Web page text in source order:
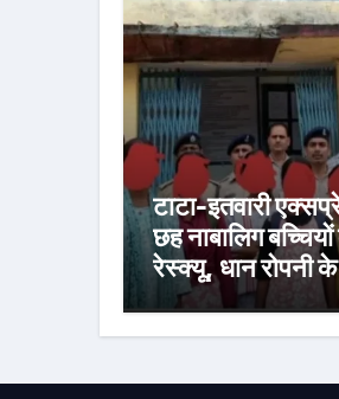
टाटा-इतवारी
छह नाबालिग
रेस्क्यू, धान रोपनी के
रही थीं राउरकेला